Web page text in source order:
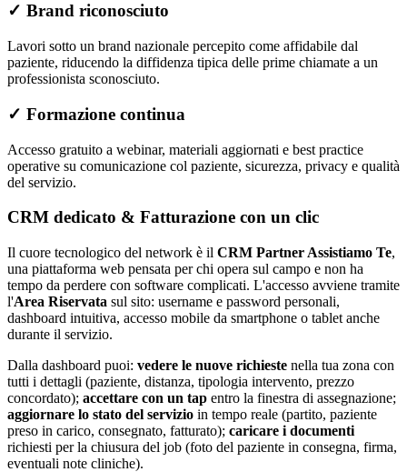
✓ Brand riconosciuto
Lavori sotto un brand nazionale percepito come affidabile dal
paziente, riducendo la diffidenza tipica delle prime chiamate a un
professionista sconosciuto.
✓ Formazione continua
Accesso gratuito a webinar, materiali aggiornati e best practice
operative su comunicazione col paziente, sicurezza, privacy e qualità
del servizio.
CRM dedicato & Fatturazione con un clic
Il cuore tecnologico del network è il CRM Partner Assistiamo Te,
una piattaforma web pensata per chi opera sul campo e non ha
tempo da perdere con software complicati. L'accesso avviene tramite
l'Area Riservata sul sito: username e password personali,
dashboard intuitiva, accesso mobile da smartphone o tablet anche
durante il servizio.
Dalla dashboard puoi: vedere le nuove richieste nella tua zona con
tutti i dettagli (paziente, distanza, tipologia intervento, prezzo
concordato); accettare con un tap entro la finestra di assegnazione;
aggiornare lo stato del servizio in tempo reale (partito, paziente
preso in carico, consegnato, fatturato); caricare i documenti
richiesti per la chiusura del job (foto del paziente in consegna, firma,
eventuali note cliniche).